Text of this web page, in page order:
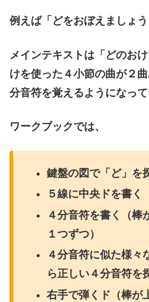
例えば「どをおぼえましょ
メインテキストは「どのお
けを使った４小節の曲が２
分音符を覚えるようになって
ワークブックでは、
鍵盤の図で「ど」を
５線に中央ドを書く
４分音符を書く（棒
１つずつ）
４分音符に似た様々
ら正しい４分音符を
右手で弾くド（棒が